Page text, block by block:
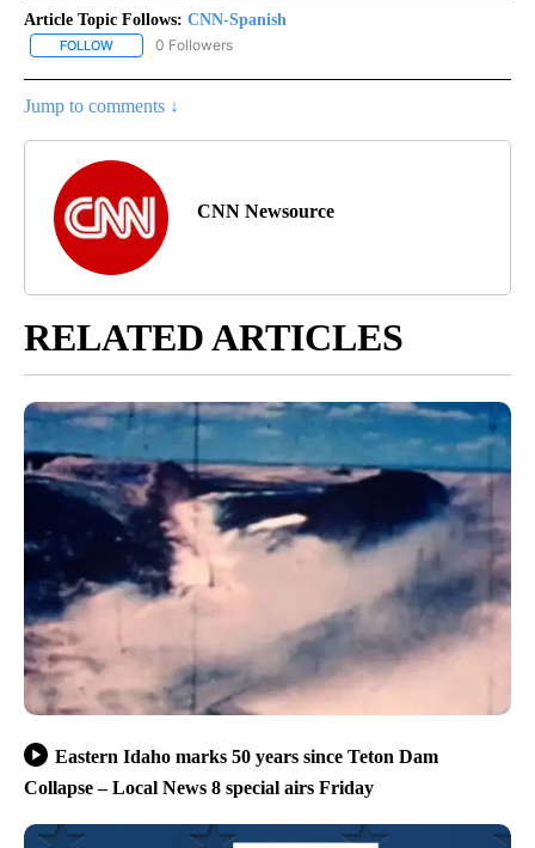
Article Topic Follows: CNN-Spanish
FOLLOW FOLLOW "CNN-SPANISH" TO RECEIVE NOTIFICATIONS ABOUT
0 Followers
Jump to comments ↓
CNN Newsource
RELATED ARTICLES
Eastern Idaho marks 50 years since Teton Dam
Collapse – Local News 8 special airs Friday